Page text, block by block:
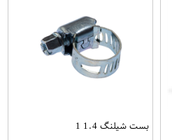
بست شیلنگ 1.4 1